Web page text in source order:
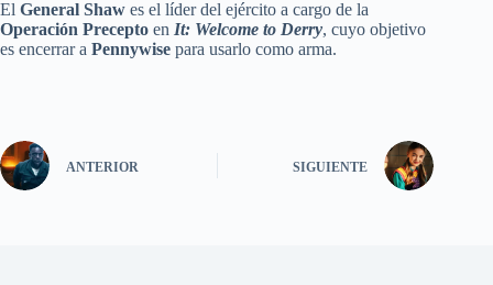
El General Shaw es el líder del ejército a cargo de la
Operación Precepto en It: Welcome to Derry, cuyo objetivo
es encerrar a Pennywise para usarlo como arma.
ANTERIOR SIGUIENTE